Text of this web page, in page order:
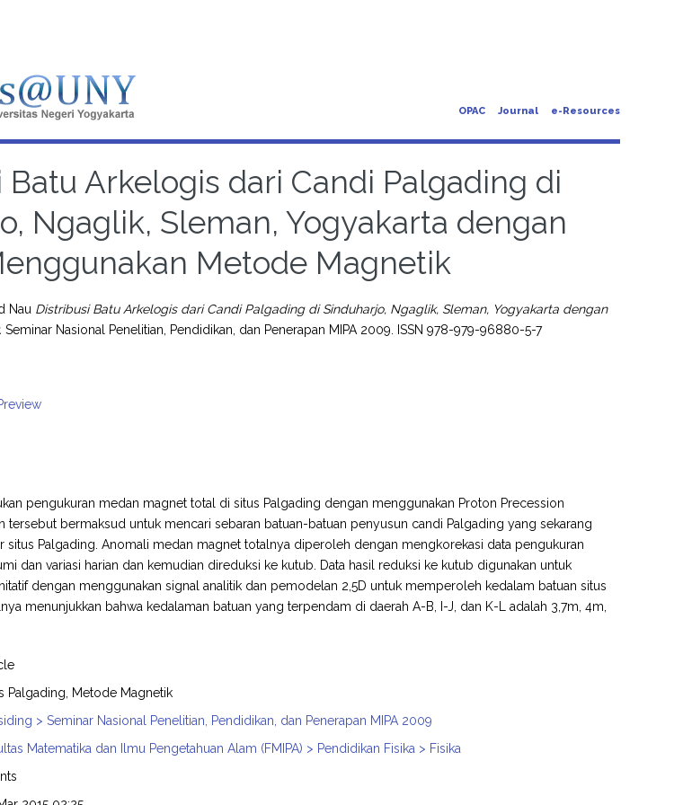
OPAC Journal e-Resources
Batu Arkelogis dari Candi Palgading di
Ngaglik, Sleman, Yogyakarta dengan
Metode Magnetik
Nau Distribusi Batu Arkelogis dari Candi Palgading di Sinduharjo, Ngaglik, Sleman, Yogyakarta dengan
Seminar Nasional Penelitian, Pendidikan, dan Penerapan MIPA 2009. ISSN 978-979-96880-5-7
pengukuran medan magnet total di situs Palgading dengan menggunakan Proton Precession
tersebut bermaksud untuk mencari sebaran batuan-batuan penyusun candi Palgading yang sekarang
situs Palgading. Anomali medan magnet totalnya diperoleh dengan mengkorekasi data pengukuran
dan variasi harian dan kemudian direduksi ke kutub. Data hasil reduksi ke kutub digunakan untuk
dengan menggunakan signal analitik dan pemodelan 2,5D untuk memperoleh kedalam batuan situs
menunjukkan bahwa kedalaman batuan yang terpendam di daerah A-B, I-J, dan K-L adalah 3,7m, 4m,
Palgading, Metode Magnetik
> Seminar Nasional Penelitian, Pendidikan, dan Penerapan MIPA 2009
Matematika dan Ilmu Pengetahuan Alam (FMIPA) > Pendidikan Fisika > Fisika